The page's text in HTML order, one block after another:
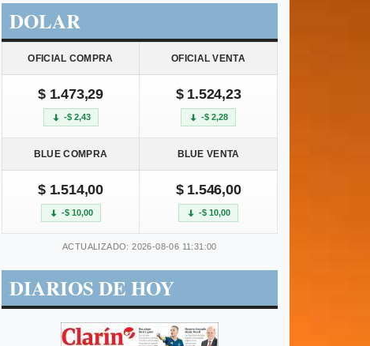
DOLAR
OFICIAL COMPRA OFICIAL VENTA
$ 1.473,29
-$ 2,43
$ 1.524,23
-$ 2,28
BLUE COMPRA BLUE VENTA
$ 1.514,00
-$ 10,00
$ 1.546,00
-$ 10,00
ACTUALIZADO: 2026-08-06 11:31:00
DIARIOS DE HOY